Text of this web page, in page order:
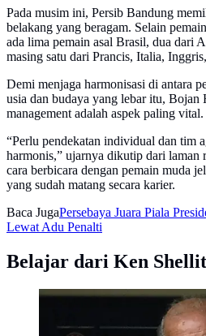
Pada musim ini, Persib Bandung
belakang yang beragam. Selain
ada lima pemain asal Brasil, dua dari
masing satu dari Prancis, Italia,
Demi menjaga harmonisasi di antara
usia dan budaya yang lebar itu, Bojan
management adalah aspek paling vital.
“Perlu pendekatan individual dan tim
harmonis,” ujarnya dikutip dari laman
cara berbicara dengan pemain muda
yang sudah matang secara karier.
Baca JugaPersebaya Juara Piala
Lewat Adu Penalti
Belajar dari Ken